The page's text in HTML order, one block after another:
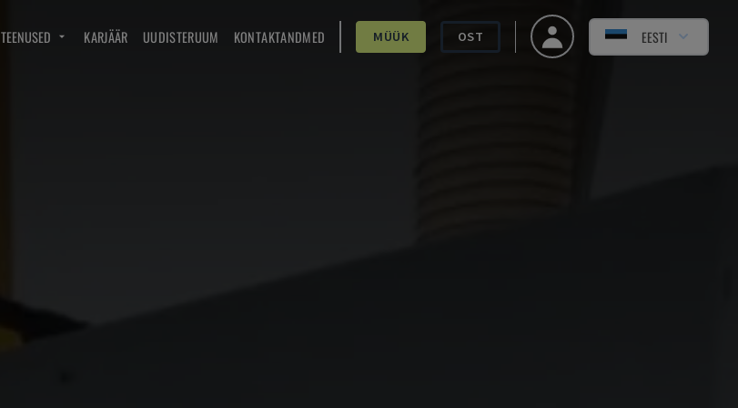
TEENUSED KARJÄÄR UUDISTERUUM KONTAKTANDMED MÜÜK OST EESTI